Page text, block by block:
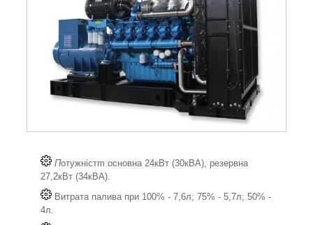
Потужністm основна 24кВт (30кВА), резервна
27,2кВт (34кВА).
Витрата палива при 100% - 7,6л; 75% - 5,7л; 50% -
4л.